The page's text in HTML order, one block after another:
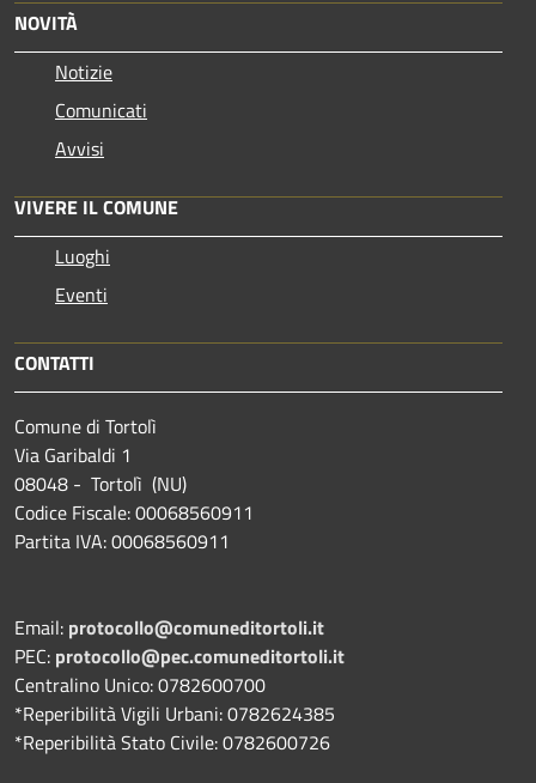
NOVITÀ
Notizie
Comunicati
Avvisi
VIVERE IL COMUNE
Luoghi
Eventi
CONTATTI
Comune di Tortolì
Via Garibaldi 1
08048 - Tortolì (NU)
Codice Fiscale: 00068560911
Partita IVA: 00068560911
Email: protocollo@comuneditortoli.it
PEC: protocollo@pec.comuneditortoli.it
Centralino Unico: 0782600700
*Reperibilità Vigili Urbani: 0782624385
*Reperibilità Stato Civile: 0782600726